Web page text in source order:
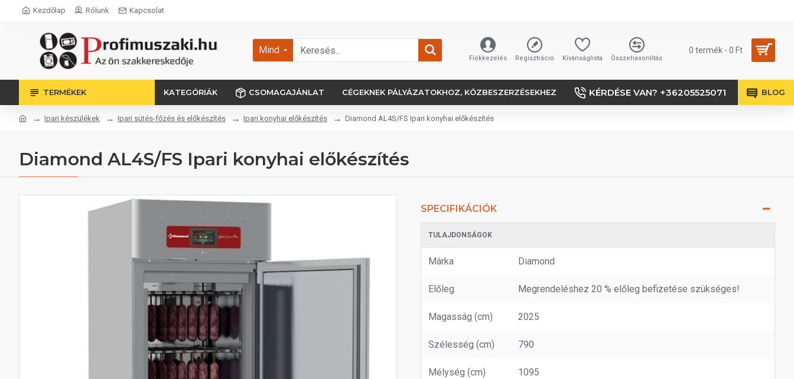
Kezdőlap Rólunk Kapcsolat
Mind
Fiókkezelés Regisztráció Kívánságlista Összehasonlítás
0 termék - 0 Ft
TERMÉKEK KATEGÓRIÁK CSOMAGAJÁNLAT CÉGEKNEK PÁLYÁZATOKHOZ, KÖZBESZERZÉSEKHEZ KÉRDÉSE VAN? +36205525071 BLOG
Ipari készülékek Ipari sütés-főzés és előkészítés Ipari konyhai előkészítés Diamond AL4S/FS Ipari konyhai előkészítés
Diamond AL4S/FS Ipari konyhai előkészítés
SPECIFIKÁCIÓK
TULAJDONSÁGOK
Márka Diamond
Előleg Megrendeléshez 20 % előleg befizetése szükséges!
Magasság (cm) 2025
Szélesség (cm) 790
Mélység (cm) 1095